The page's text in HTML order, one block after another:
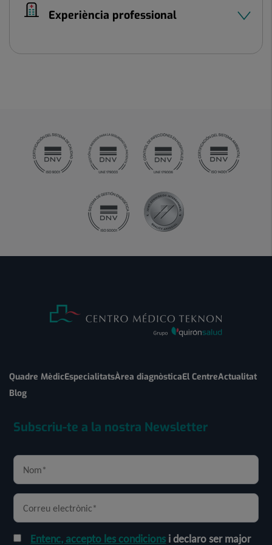
Experiència professional
Quadre MèdicEspecialitatsÀrea diagnòsticaEl CentreActualitat
Blog
Subscriu-te a la nostra Newsletter
Entenc, accepto les condicions i declaro ser major